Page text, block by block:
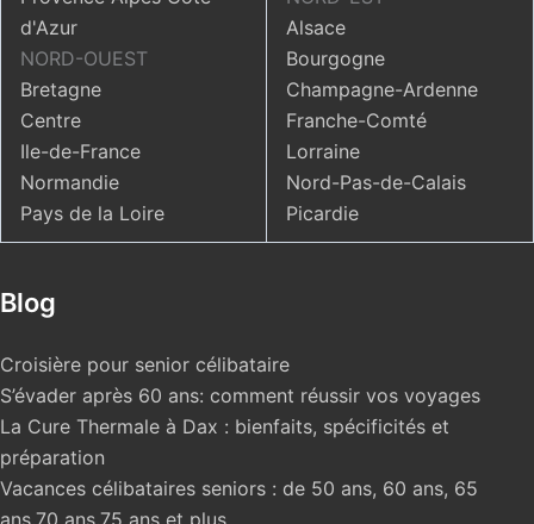
d'Azur
NORD-OUEST
Bretagne
Centre
Ile-de-France
Normandie
Pays de la Loire
Alsace
Bourgogne
Champagne-Ardenne
Franche-Comté
Lorraine
Nord-Pas-de-Calais
Picardie
Blog
Croisière pour senior célibataire
S’évader après 60 ans: comment réussir vos voyages
La Cure Thermale à Dax : bienfaits, spécificités et
préparation
Vacances célibataires seniors : de 50 ans, 60 ans, 65
ans,70 ans,75 ans et plus